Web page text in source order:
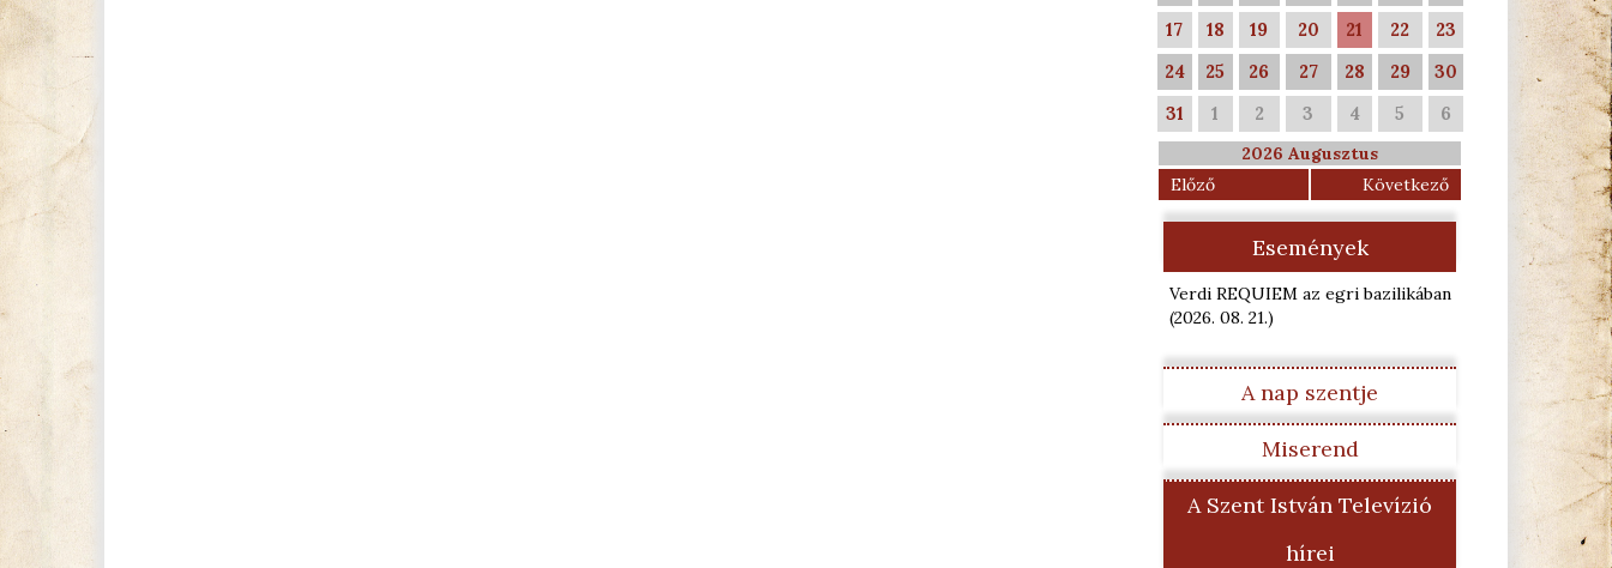
17
18 19 20 21 22
23
24
25 26 27 28 29
30
31
1 2 3 4 5 6
2026 Augusztus
Előző
Következő
Események
Verdi REQUIEM az egri bazilikában
(2026. 08. 21.)
A nap szentje
Miserend
A Szent István Televízió
hírei